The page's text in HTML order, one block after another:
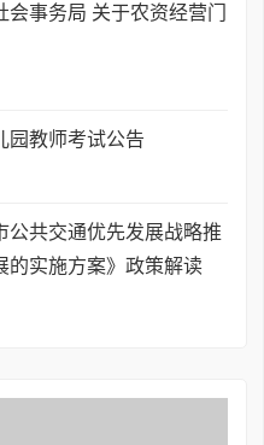
事务局 关于农资经营门
园教师考试公告
公共交通优先发展战略推
的实施方案》政策解读